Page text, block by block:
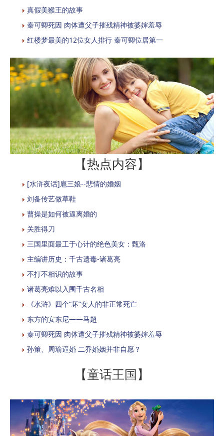
真假美猴王的故事
秦可卿死因 肉体遭父子摧残精神被婆婶羞辱
红楼梦最美的12位女人排行 秦可卿位居第一
【热点内容】
[水浒夜话]扈三娘--悲情的婚姻
刘备传艺做草鞋
曹操是如何被逼离婚的
关胜得刀
三国里面最工于心计的绝色美女：甄洛
主编讲历史：千古遗毒-诸葛亮
不打不相识的故事
诸葛亮难以入围千古名相
《水浒》四个“坏”女人的非正常死亡
东方的安东尼——马超
秦可卿死因 肉体遭父子摧残精神被婆婶羞辱
孙策、周瑜逼婚 二乔婚姻并非自愿？
【童话王国】